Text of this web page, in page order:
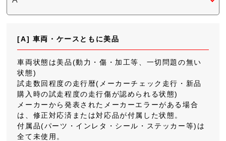
[A] 車両・ケースともに美品
車両状態は美品(動力・傷・加工等、一切問題の無い
状態)
試走数回程度の走行暦(メーカーチェック走行・新品
購入時の試走程度の走行傷が認められる状態)
メーカーから発表されたメーカーエラーがある場合
は、修正対応済または対応品が付属した状態。
付属品(パーツ・インレタ・シール・ステッカー等)は
全て未使用。